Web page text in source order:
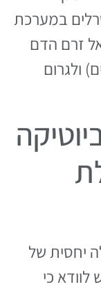
במערכת
זרם הדם
ולגרום
יחסית של
לוודא כי